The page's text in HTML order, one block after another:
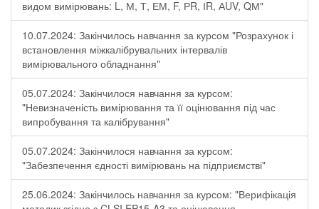
видом вимірювань: L, М, Т, ЕМ, F, РR, ІR, АUV, QМ"
10.07.2024: Закінчилось навчання за курсом "Розрахунок і
встановлення міжкалібрувальних інтервалів
вимірювального обладнання"
05.07.2024: Закінчилося навчання за курсом:
"Невизначеність вимірювання та її оцінювання під час
випробування та калібрування"
05.07.2024: Закінчилося навчання за курсом:
"Забезпечення єдності вимірювань на підприємстві"
25.06.2024: Закінчилось навчання за курсом: "Верифікація